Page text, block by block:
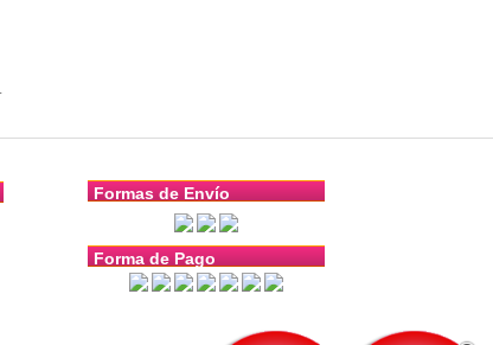
Formas de Envío
Forma de Pago